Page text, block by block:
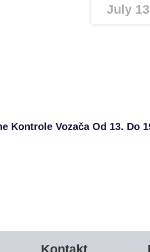
July
Kontrole Vozača Od 13. Do
Kontakt